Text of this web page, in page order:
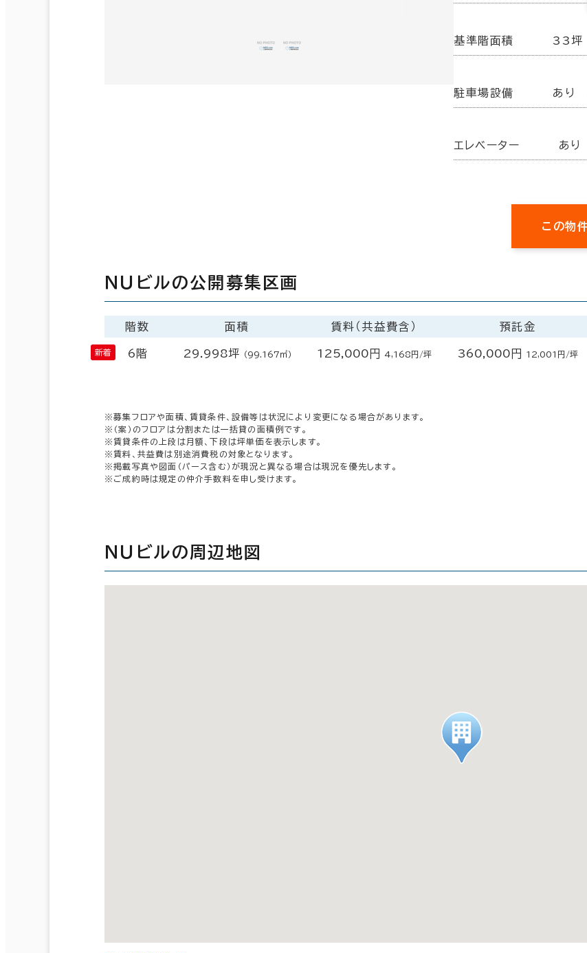
基準階面積 33坪
駐車場設備 あり
エレベーター あ
この物
ＮＵビルの公開募集区画
階数 面積 賃料（共益費含） 預託金
6階 29.998坪 （99.167㎡） 125,000円 4,168円/坪 360,000円 12,001円/坪
※募集フロアや面積、賃貸条件、設備等は状況により変更になる場合があります。
※（案）のフロアは分割または一括貸の面積例です。
※賃貸条件の上段は月額、下段は坪単価を表示します。
※賃料、共益費は別途消費税の対象となります。
※掲載写真や図面（パース含む）が現況と異なる場合は現況を優先します。
※ご成約時は規定の仲介手数料を申し受けます。
ＮＵビルの周辺地図